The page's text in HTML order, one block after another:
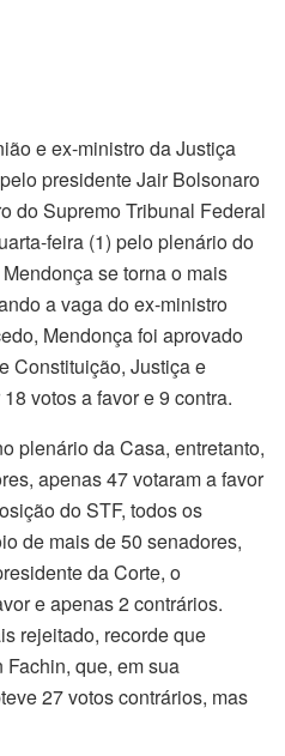
Mariano
e ex-ministro da Justiça
presidente Jair Bolsonaro
do Supremo Tribunal Federal
feira (1) pelo plenário do
se torna o mais
a vaga do ex-ministro
Mendonça foi aprovado
Constituição, Justiça e
votos a favor e 9 contra.
plenário da Casa, entretanto,
apenas 47 votaram a favor
do STF, todos os
de mais de 50 senadores,
da Corte, o
e apenas 2 contrários.
rejeitado, recorde que
que, em sua
27 votos contrários, mas